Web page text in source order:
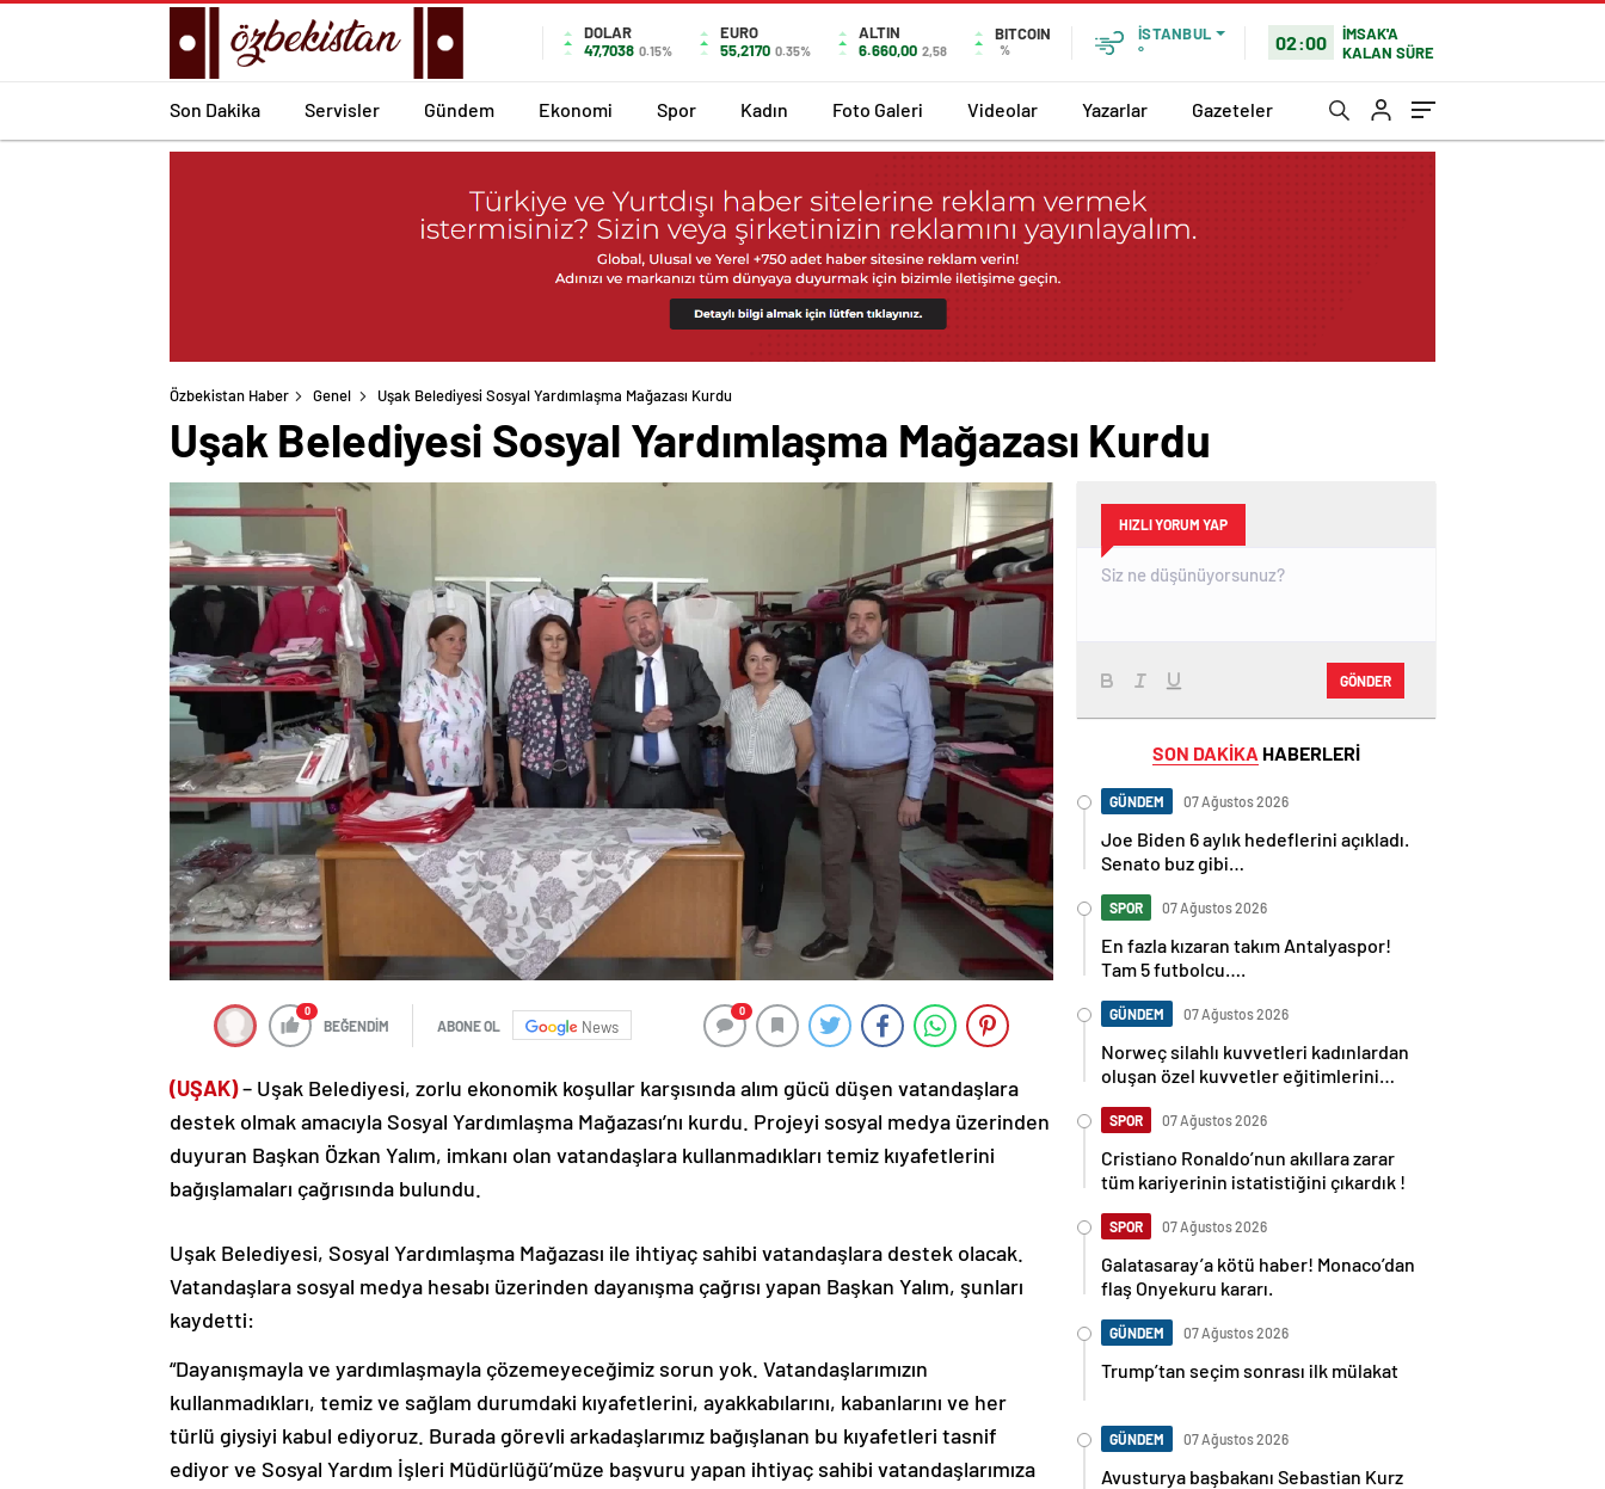
DOLAR
47,7038 0.15%
EURO
55,2170 0.35%
ALTIN
6.660,00 2,58
BITCOIN
%
İSTANBUL
°
02:00
İMSAK'A
KALAN SÜRE
Son Dakika Servisler Gündem Ekonomi Spor Kadın Foto Galeri Videolar Yazarlar Gazeteler
Özbekistan Haber Genel Uşak Belediyesi Sosyal Yardımlaşma Mağazası Kurdu
Uşak Belediyesi Sosyal Yardımlaşma Mağazası Kurdu
0
BEĞENDİM ABONE OL News
0
(UŞAK)– Uşak Belediyesi, zorlu ekonomik koşullar karşısında alım gücü düşen vatandaşlara
destek olmak amacıyla Sosyal Yardımlaşma Mağazası’nı kurdu. Projeyi sosyal medya üzerinden
duyuran Başkan Özkan Yalım, imkanı olan vatandaşlara kullanmadıkları temiz kıyafetlerini
bağışlamaları çağrısında bulundu.
Uşak Belediyesi, Sosyal Yardımlaşma Mağazası ile ihtiyaç sahibi vatandaşlara destek olacak.
Vatandaşlara sosyal medya hesabı üzerinden dayanışma çağrısı yapan Başkan Yalım, şunları
kaydetti:
“Dayanışmayla ve yardımlaşmayla çözemeyeceğimiz sorun yok. Vatandaşlarımızın
kullanmadıkları, temiz ve sağlam durumdaki kıyafetlerini, ayakkabılarını, kabanlarını ve her
türlü giysiyi kabul ediyoruz. Burada görevli arkadaşlarımız bağışlanan bu kıyafetleri tasnif
ediyor ve Sosyal Yardım İşleri Müdürlüğü’müze başvuru yapan ihtiyaç sahibi vatandaşlarımıza
HIZLI YORUM YAP
GÖNDER
SON DAKİKA HABERLERİ
GÜNDEM 07 Ağustos 2026
Joe Biden 6 aylık hedeflerini açıkladı.
Senato buz gibi…
SPOR 07 Ağustos 2026
En fazla kızaran takım Antalyaspor!
Tam 5 futbolcu….
GÜNDEM 07 Ağustos 2026
Norweç silahlı kuvvetleri kadınlardan
oluşan özel kuvvetler eğitimlerini
SPOR 07 Ağustos 2026
Cristiano Ronaldo’nun akıllara zarar
tüm kariyerinin istatistiğini çıkardık !
SPOR 07 Ağustos 2026
Galatasaray’a kötü haber! Monaco’dan
flaş Onyekuru kararı.
GÜNDEM 07 Ağustos 2026
Trump’tan seçim sonrası ilk mülakat
GÜNDEM 07 Ağustos 2026
Avusturya başbakanı Sebastian Kurz